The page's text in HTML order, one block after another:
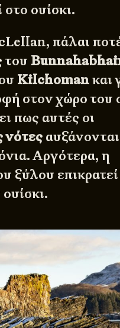
ουίσκι.
πάλαι
του
Kilchomanκαι
στον χώρο του
πως αυτές οι
νότες
Αργότερα, η
ξύλου